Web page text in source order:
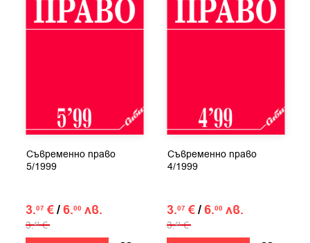
Съвременно право
5/1999
3.07 €/6.00 лв.
3.41 €
Съвременно право
4/1999
3.07 €/6.00 лв.
3.41 €